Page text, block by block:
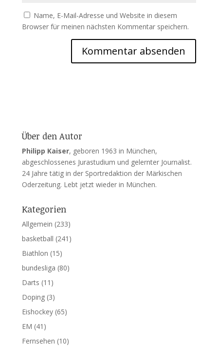
Name, E-Mail-Adresse und Website in diesem
Browser für meinen nächsten Kommentar speichern.
Über den Autor
Philipp Kaiser, geboren 1963 in München,
abgeschlossenes Jurastudium und gelernter Journalist.
24 Jahre tätig in der Sportredaktion der Märkischen
Oderzeitung. Lebt jetzt wieder in München.
Kategorien
Allgemein (233)
basketball (241)
Biathlon (15)
bundesliga (80)
Darts (11)
Doping(3)
Eishockey(65)
EM (41)
Fernsehen (10)